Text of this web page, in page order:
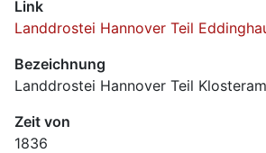
Link
Landdrostei Hannover Teil
Bezeichnung
Landdrostei Hannover Teil
Zeit von
1836